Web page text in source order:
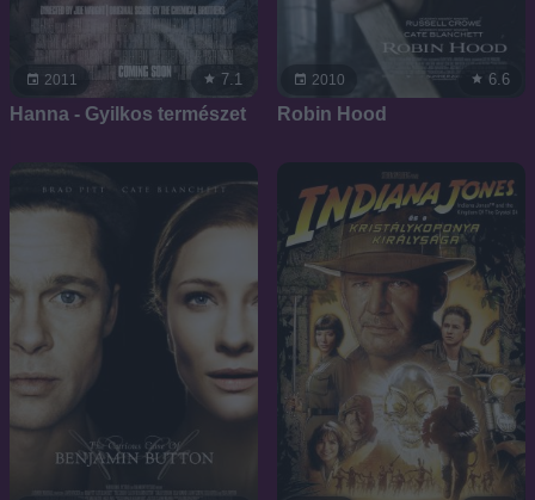
2011 7.1
Hanna - Gyilkos természet
2010 6.6
Robin Hood